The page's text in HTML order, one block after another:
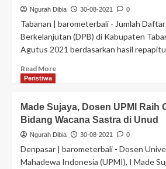
Ngurah Dibia 30-08-2021 0
Tabanan | barometerbali - Jumlah
Berkelanjutan (DPB) di Kabupaten
Agutus 2021 berdasarkan hasil
Read More
Peristiwa
Made Sujaya, Dosen UPMI Raih
Bidang Wacana Sastra di Unud
Ngurah Dibia 30-08-2021 0
Denpasar | barometerbali - Dosen
Mahadewa Indonesia (UPMI), I Made